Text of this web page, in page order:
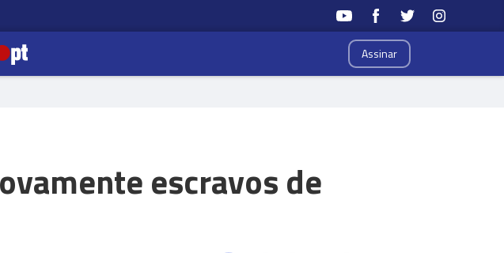
Assinar
escravos de